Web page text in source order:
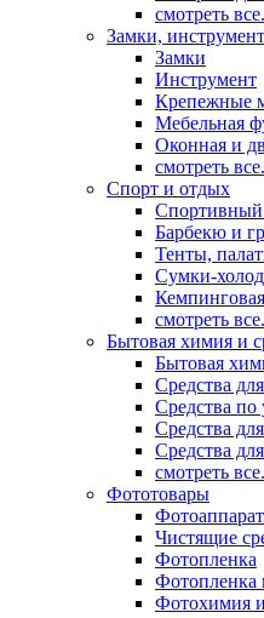
смотреть
Замки, инструмент
Замки
Инструмент
Крепежные
Мебельная
Оконная и
смотреть
Спорт и отдых
Спортивный
Барбекю и
Тенты,
Сумки-
смотреть
Бытовая химия и
Бытовая
Средства
Средства по
Средства
Средства
смотреть
Фототовары
Чистящие
Фотопленка
Фотопленка
Фотохимия